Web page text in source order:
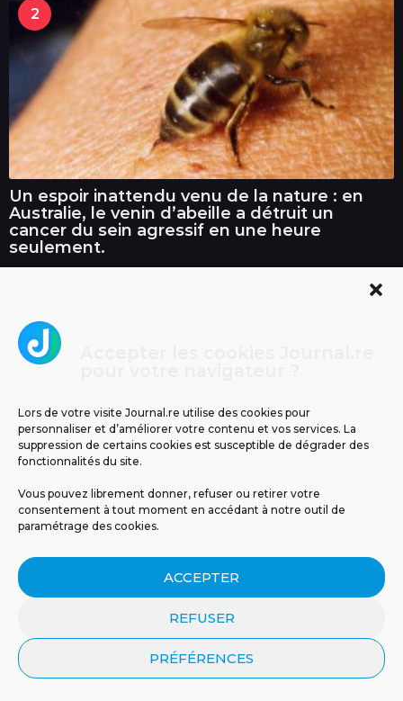
Lors de votre visite Journal.re utilise des cookies pour
personnaliser et d’améliorer votre contenu et vos services. La
suppression de certains cookies est susceptible de dégrader des
fonctionnalités du site.
Vous pouvez librement donner, refuser ou retirer votre
consentement à tout moment en accédant à notre outil de
paramétrage des cookies.
ACCEPTER
REFUSER
PRÉFÉRENCES
2
Un espoir inattendu venu de la nature : en
Australie, le venin d’abeille a détruit un
cancer du sein agressif en une heure
seulement.
Températures glaciales au volcan : -2°C
ressentis ce matin à La Réunion
4